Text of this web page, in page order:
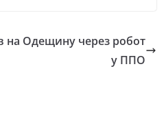
на Одещину через робот
у ППО